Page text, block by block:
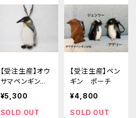
【受注生産】オウ
サマペンギン
ポーチ
¥5,300
SOLD OUT
【受注生産】ペン
ギン ポーチ
¥4,800
SOLD OUT